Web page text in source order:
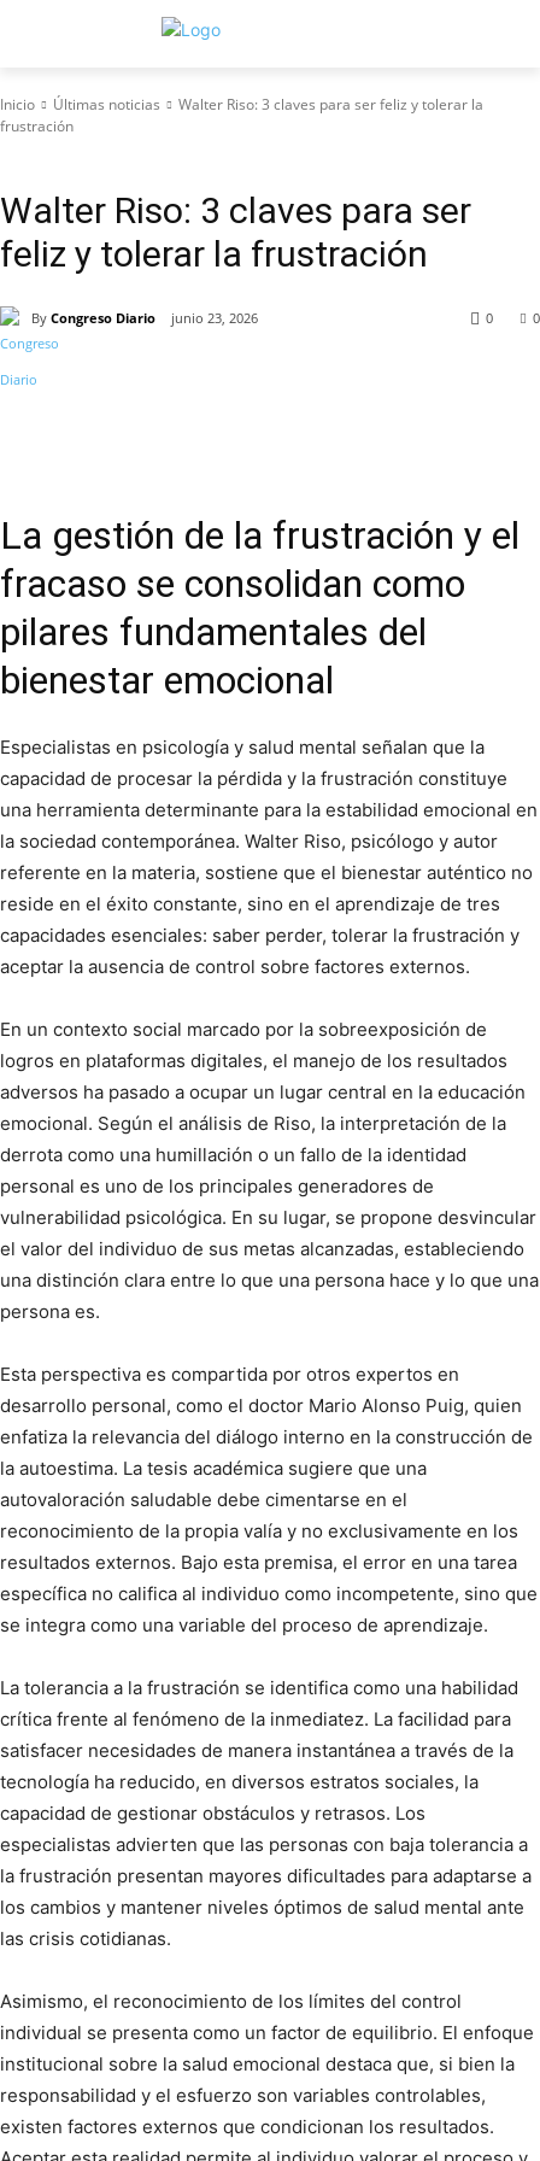
Inicio Últimas noticias
Walter Riso: 3 claves para ser feliz y tolerar la
frustración
Walter Riso: 3 claves para ser
feliz y tolerar la frustración
By Congreso Diario junio 23, 2026 0
0
La gestión de la frustración y el
fracaso se consolidan como
pilares fundamentales del
bienestar emocional
Especialistas en psicología y salud mental señalan que la
capacidad de procesar la pérdida y la frustración constituye
una herramienta determinante para la estabilidad emocional en
la sociedad contemporánea. Walter Riso, psicólogo y autor
referente en la materia, sostiene que el bienestar auténtico no
reside en el éxito constante, sino en el aprendizaje de tres
capacidades esenciales: saber perder, tolerar la frustración y
aceptar la ausencia de control sobre factores externos.
En un contexto social marcado por la sobreexposición de
logros en plataformas digitales, el manejo de los resultados
adversos ha pasado a ocupar un lugar central en la educación
emocional. Según el análisis de Riso, la interpretación de la
derrota como una humillación o un fallo de la identidad
personal es uno de los principales generadores de
vulnerabilidad psicológica. En su lugar, se propone desvincular
el valor del individuo de sus metas alcanzadas, estableciendo
una distinción clara entre lo que una persona hace y lo que una
persona es.
Esta perspectiva es compartida por otros expertos en
desarrollo personal, como el doctor Mario Alonso Puig, quien
enfatiza la relevancia del diálogo interno en la construcción de
la autoestima. La tesis académica sugiere que una
autovaloración saludable debe cimentarse en el
reconocimiento de la propia valía y no exclusivamente en los
resultados externos. Bajo esta premisa, el error en una tarea
específica no califica al individuo como incompetente, sino que
se integra como una variable del proceso de aprendizaje.
La tolerancia a la frustración se identifica como una habilidad
crítica frente al fenómeno de la inmediatez. La facilidad para
satisfacer necesidades de manera instantánea a través de la
tecnología ha reducido, en diversos estratos sociales, la
capacidad de gestionar obstáculos y retrasos. Los
especialistas advierten que las personas con baja tolerancia a
la frustración presentan mayores dificultades para adaptarse a
los cambios y mantener niveles óptimos de salud mental ante
las crisis cotidianas.
Asimismo, el reconocimiento de los límites del control
individual se presenta como un factor de equilibrio. El enfoque
institucional sobre la salud emocional destaca que, si bien la
responsabilidad y el esfuerzo son variables controlables,
existen factores externos que condicionan los resultados.